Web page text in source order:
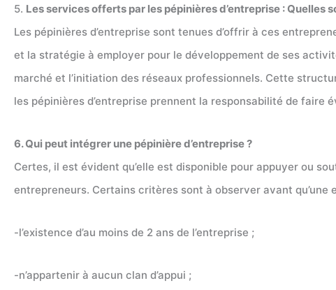
5. Les services offerts par les pépinières d’entreprise : Quelles
Les pépinières d’entreprise sont tenues d’offrir à ces
et la stratégie à employer pour le développement de ses
marché et l’initiation des réseaux professionnels. Cette
les pépinières d’entreprise prennent la responsabilité de faire
6. Qui peut intégrer une pépinière d’entreprise ?
Certes, il est évident qu’elle est disponible pour appuyer ou
entrepreneurs. Certains critères sont à observer avant
-l’existence d’au moins de 2 ans de l’entreprise ;
-n’appartenir à aucun clan d’appui ;